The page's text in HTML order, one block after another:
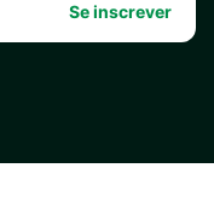
Se inscrever